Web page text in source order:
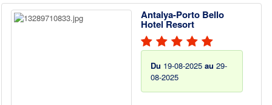
Antalya-Porto Bello
Hotel Resort
Du 19-08-2025 au 29-
08-2025